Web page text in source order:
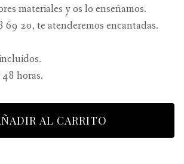
materiales y os lo enseñamos.
20, te atenderemos encantadas.
horas.
AL CARRITO